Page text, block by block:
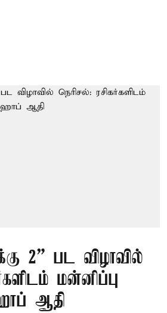
2” பட விழாவில்
மன்னிப்பு
ஆதி